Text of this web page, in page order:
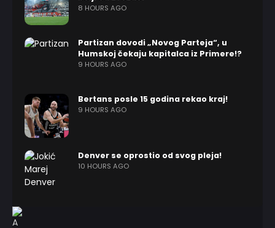
8 HOURS AGO
Partizan dovodi „Novog Parteja“, u
Humskoj čekaju kapitalca iz Primere!?
9 HOURS AGO
Bertans posle 15 godina rekao kraj!
9 HOURS AGO
Denver se oprostio od svog pleja!
10 HOURS AGO